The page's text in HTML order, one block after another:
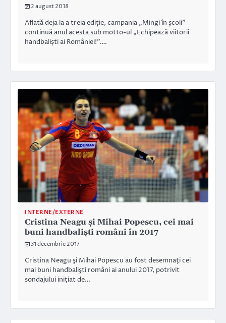
2 august 2018
Aflată deja la a treia ediție, campania „Mingi în școli”
continuă anul acesta sub motto-ul „Echipează viitorii
handbaliști ai României!”.…
INTERNE/EXTERNE
Cristina Neagu şi Mihai Popescu, cei mai
buni handbalişti români în 2017
31 decembrie 2017
Cristina Neagu şi Mihai Popescu au fost desemnaţi cei
mai buni handbalişti români ai anului 2017, potrivit
sondajului iniţiat de…